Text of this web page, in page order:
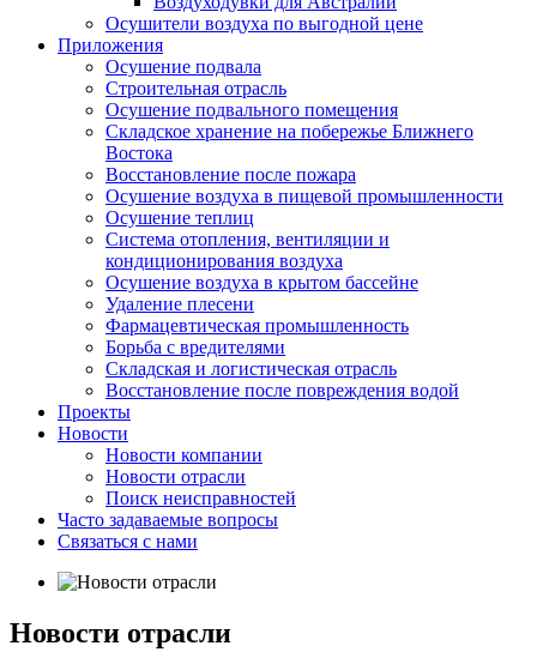
Осушители воздуха по выгодной цене
Приложения
Осушение подвала
Строительная отрасль
Осушение подвального помещения
Складское хранение на побережье Ближнего
Востока
Восстановление после пожара
Осушение воздуха в пищевой промышленности
Осушение теплиц
Система отопления, вентиляции и
кондиционирования воздуха
Осушение воздуха в крытом бассейне
Удаление плесени
Фармацевтическая промышленность
Борьба с вредителями
Складская и логистическая отрасль
Восстановление после повреждения водой
Проекты
Новости
Новости компании
Новости отрасли
Поиск неисправностей
Часто задаваемые вопросы
Связаться с нами
Новости отрасли